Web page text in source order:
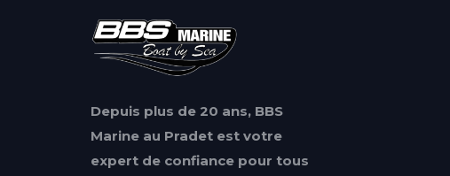
Depuis plus de 20 ans, BBS
Marine au Pradet est votre
expert de confiance pour tous